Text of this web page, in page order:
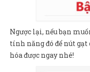
Ngược lại, nếu bạn
tính năng đó để nút
hóa được ngay nhé!